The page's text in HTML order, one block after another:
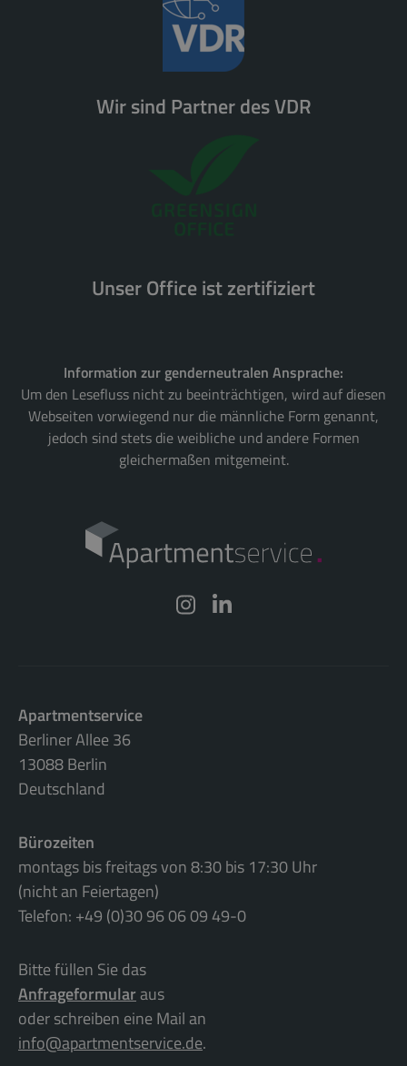
Wir sind Partner des VDR
Unser Office ist zertifiziert
Information zur genderneutralen Ansprache:
Um den Lesefluss nicht zu beeinträchtigen, wird auf diesen
Webseiten vorwiegend nur die männliche Form genannt,
jedoch sind stets die weibliche und andere Formen
gleichermaßen mitgemeint.
Apartmentservice
Berliner Allee 36
13088 Berlin
Deutschland
Bürozeiten
montags bis freitags von 8:30 bis 17:30 Uhr
(nicht an Feiertagen)
Telefon: +49 (0)30 96 06 09 49-0
Bitte füllen Sie das
Anfrageformularaus
oder schreiben eine Mail an
info@apartmentservice.de.